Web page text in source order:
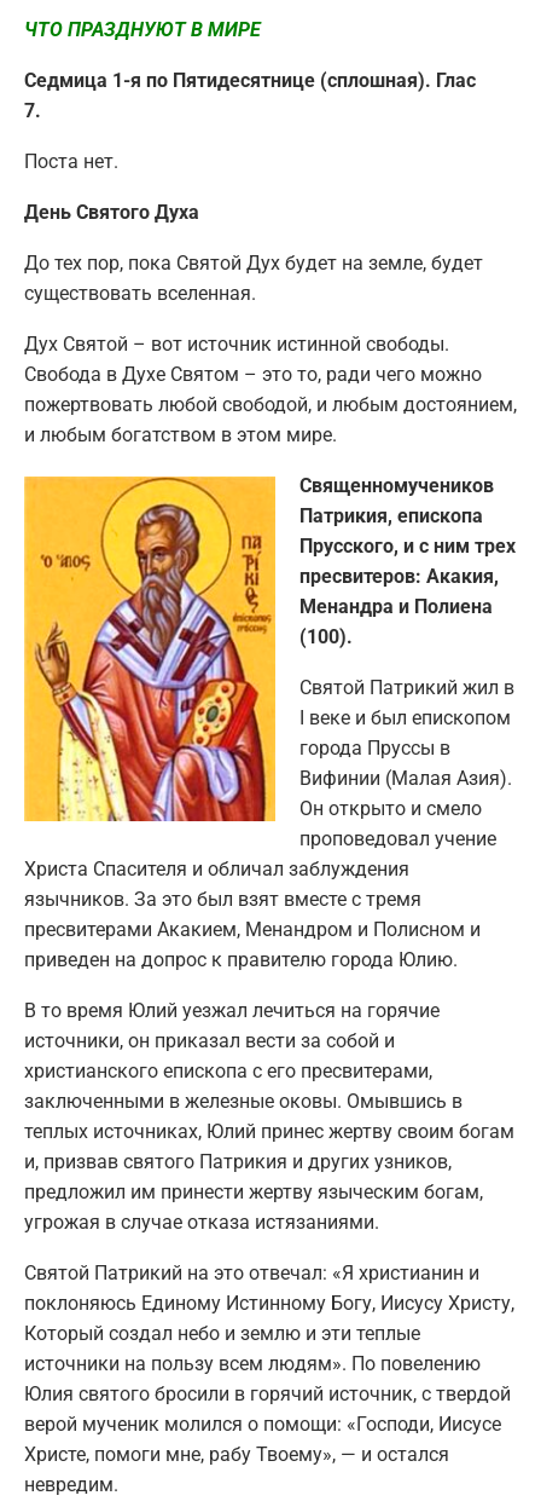
ЧТО ПРАЗДНУЮТ В МИРЕ
Седмица 1-я по Пятидесятнице (сплошная). Глас
7.
Поста нет.
День Святого Духа
До тех пор, пока Святой Дух будет на земле, будет
существовать вселенная.
Дух Святой – вот источник истинной свободы.
Свобода в Духе Святом – это то, ради чего можно
пожертвовать любой свободой, и любым достоянием,
и любым богатством в этом мире.
Священномучеников
Патрикия, епископа
Прусского, и с ним трех
пресвитеров: Акакия,
Менандра и Полиена
(100).
Святой Патрикий жил в
I веке и был епископом
города Пруссы в
Вифинии (Малая Азия).
Он открыто и смело
проповедовал учение
Христа Спасителя и обличал заблуждения
язычников. За это был взят вместе с тремя
пресвитерами Акакием, Менандром и Полисном и
приведен на допрос к правителю города Юлию.
В то время Юлий уезжал лечиться на горячие
источники, он приказал вести за собой и
христианского епископа с его пресвитерами,
заключенными в железные оковы. Омывшись в
теплых источниках, Юлий принес жертву своим богам
и, призвав святого Патрикия и других узников,
предложил им принести жертву языческим богам,
угрожая в случае отказа истязаниями.
Святой Патрикий на это отвечал: «Я христианин и
поклоняюсь Единому Истинному Богу, Иисусу Христу,
Который создал небо и землю и эти теплые
источники на пользу всем людям». По повелению
Юлия святого бросили в горячий источник, с твердой
верой мученик молился о помощи: «Господи, Иисусе
Христе, помоги мне, рабу Твоему», — и остался
невредим.